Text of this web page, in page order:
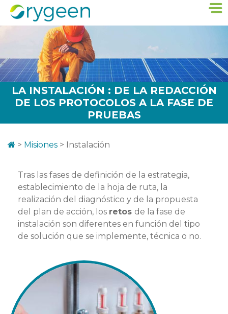
LA INSTALACIÓN : DE LA REDACCIÓN
DE LOS PROTOCOLOS A LA FASE DE
PRUEBAS
> Misiones > Instalación
Tras las fases de definición de la estrategia,
establecimiento de la hoja de ruta, la
realización del diagnóstico y de la propuesta
del plan de acción, los retos de la fase de
instalación son diferentes en función del tipo
de solución que se implemente, técnica o no.